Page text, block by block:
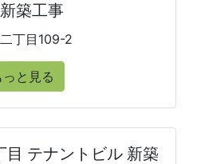
築工事
丁目109-2
っと見る
テナントビル 新築